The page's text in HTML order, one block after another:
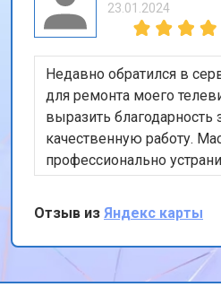
23.01.2024
Недавно обратился в
для ремонта моего
выразить благодарность
качественную работу.
профессионально
теперь мой телевизор
Особенно порадовало,
выполнен в тот же день.
работу!
Отзыв из Яндекс карты